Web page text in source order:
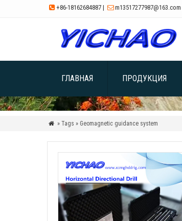
 +86-18162684887 | m13517277987@163.com
ГЛАВНАЯ ПРОДУКЦИЯ
 » Tags » Geomagnetic guidance system